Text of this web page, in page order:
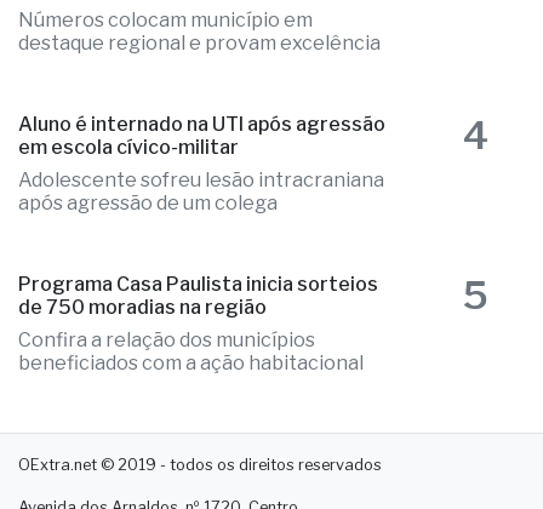
Números colocam município em
destaque regional e provam excelência
Aluno é internado na UTI após agressão
em escola cívico-militar
Adolescente sofreu lesão intracraniana
após agressão de um colega
4
Programa Casa Paulista inicia sorteios
de 750 moradias na região
Confira a relação dos municípios
beneficiados com a ação habitacional
5
OExtra.net © 2019 - todos os direitos reservados